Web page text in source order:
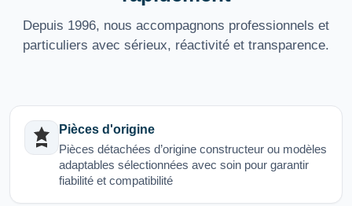
Depuis 1996, nous accompagnons professionnels et
particuliers avec sérieux, réactivité et transparence.
Pièces d'origine
Pièces détachées d’origine constructeur ou modèles
adaptables sélectionnées avec soin pour garantir
fiabilité et compatibilité